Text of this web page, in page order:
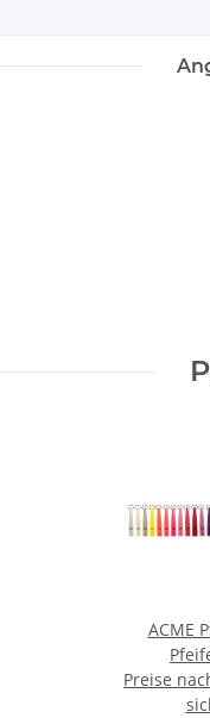
ACME
Preise